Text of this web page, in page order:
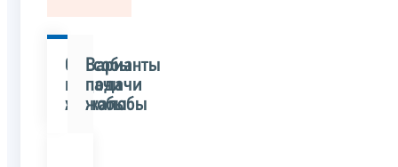
Способы
подачи
жалобы
Варианты
подачи
жалобы